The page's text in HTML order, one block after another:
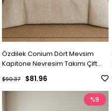
Özdilek Conium Dört Mevsim
Kapitone Nevresim Takımı Çift
$81.96
$90.37
%9